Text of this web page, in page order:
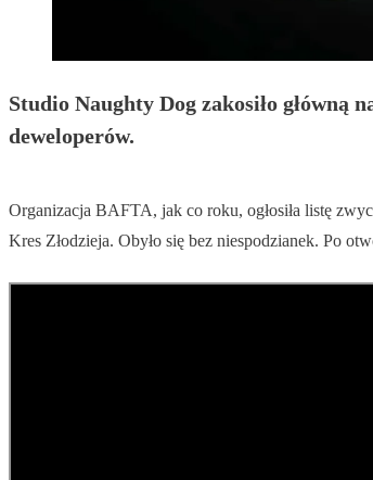
Studio Naughty Dog zakosiło główną
deweloperów.
Organizacja BAFTA, jak co roku, ogłosiła listę
Kres Złodzieja. Obyło się bez niespodzianek. Po